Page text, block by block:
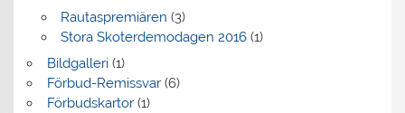
Rautaspremiären (3)
Stora Skoterdemodagen 2016(1)
Bildgalleri(1)
Förbud-Remissvar(6)
Förbudskartor(1)